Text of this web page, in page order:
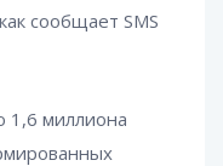
сообщает SMS
1,6 миллиона